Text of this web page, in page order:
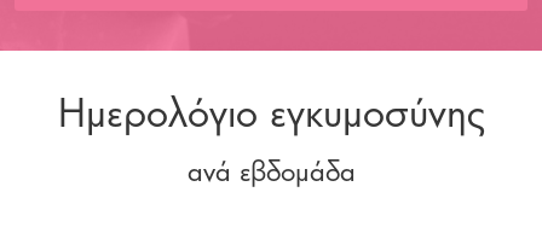
Ημερολόγιο εγκυμοσύνης
ανά εβδομάδα